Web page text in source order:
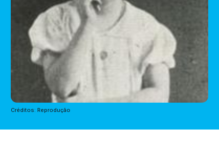
Créditos: Reprodução